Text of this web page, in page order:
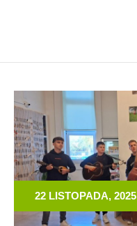
22 LISTOPADA, 2025